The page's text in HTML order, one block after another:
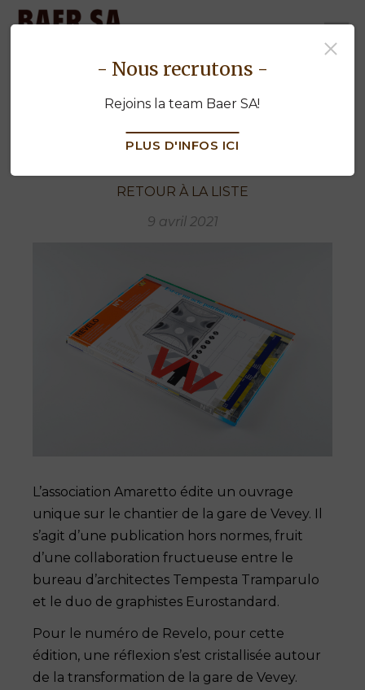
- Nous recrutons -
Rejoins la team Baer SA!
PLUS D'INFOS ICI
Gare de Vevey
RETOUR À LA LISTE
9 avril 2021
L’association Amaretto édite un ouvrage
unique sur le chantier de la gare de Vevey. Il
s’agit d’une publication hors normes, fruit
d’une collaboration fructueuse entre le
bureau d’architectes Tempesta Tramparulo
et le duo de graphistes Eurostandard.
Pour le numéro de Revelo, pour cette
édition, une réflexion s’est cristallisée autour
de la transformation de la gare de Vevey.